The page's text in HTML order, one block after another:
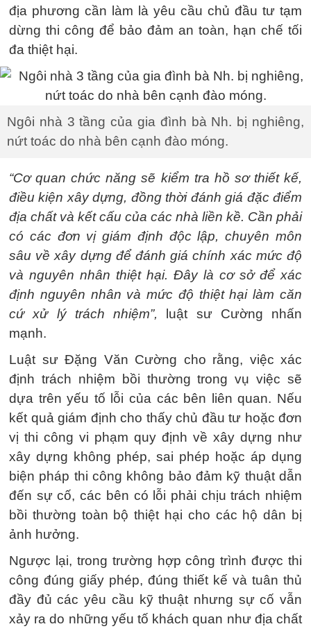
địa phương cần làm là yêu cầu chủ đầu tư tạm
dừng thi công để bảo đảm an toàn, hạn chế tối
đa thiệt hại.
Ngôi nhà 3 tầng của gia đình bà Nh. bị nghiêng,
nứt toác do nhà bên cạnh đào móng.
“Cơ quan chức năng sẽ kiểm tra hồ sơ thiết kế,
điều kiện xây dựng, đồng thời đánh giá đặc điểm
địa chất và kết cấu của các nhà liền kề. Cần phải
có các đơn vị giám định độc lập, chuyên môn
sâu về xây dựng để đánh giá chính xác mức độ
và nguyên nhân thiệt hại. Đây là cơ sở để xác
định nguyên nhân và mức độ thiệt hại làm căn
cứ xử lý trách nhiệm”, luật sư Cường nhấn
mạnh.
Luật sư Đặng Văn Cường cho rằng, việc xác
định trách nhiệm bồi thường trong vụ việc sẽ
dựa trên yếu tố lỗi của các bên liên quan. Nếu
kết quả giám định cho thấy chủ đầu tư hoặc đơn
vị thi công vi phạm quy định về xây dựng như
xây dựng không phép, sai phép hoặc áp dụng
biện pháp thi công không bảo đảm kỹ thuật dẫn
đến sự cố, các bên có lỗi phải chịu trách nhiệm
bồi thường toàn bộ thiệt hại cho các hộ dân bị
ảnh hưởng.
Ngược lại, trong trường hợp công trình được thi
công đúng giấy phép, đúng thiết kế và tuân thủ
đầy đủ các yêu cầu kỹ thuật nhưng sự cố vẫn
xảy ra do những yếu tố khách quan như địa chất